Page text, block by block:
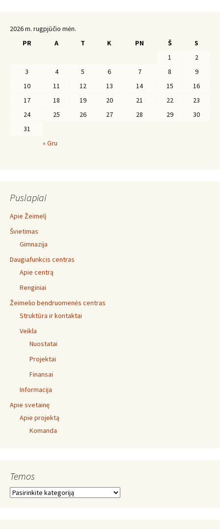
2026 m. rugpjūčio mėn.
PR
A T K PN Š
S
1
2
3
4 5 6 7 8
9
10
11 12 13 14 15
16
17
18 19 20 21 22
23
24
25 26 27 28 29
30
31
« Gru
Puslapiai
Apie Žeimelį
Švietimas
Gimnazija
Daugiafunkcis centras
Apie centrą
Renginiai
Žeimelio bendruomenės centras
Struktūra ir kontaktai
Veikla
Nuostatai
Projektai
Finansai
Informacija
Apie svetainę
Apie projektą
Komanda
Temos
Temos